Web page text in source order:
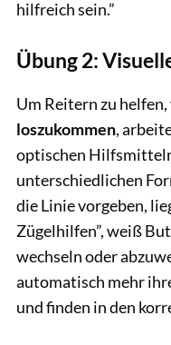
hilfreich sein.”
Übung 2:
Um Reitern zu helfen,
loszukommen,
optischen
unterschiedlichen
die Linie vorgeben,
Zügelhilfen”, weiß
wechseln oder
automatisch mehr
und finden in den